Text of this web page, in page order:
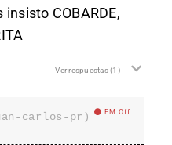
COBARDE,
Ver respuestas(1)
carlos-pr) EM Off